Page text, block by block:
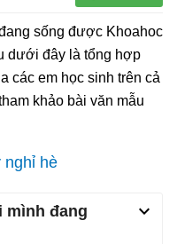
sống được Khoahoc
dưới đây là tổng hợp
các em học sinh trên cả
khảo bài văn mẫu
nghỉ hè
mình đang